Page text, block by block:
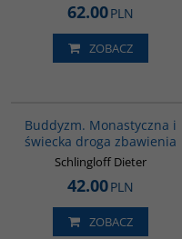
62.00PLN
ZOBACZ
Buddyzm. Monastyczna i
świecka droga zbawienia
Schlingloff Dieter
42.00PLN
ZOBACZ